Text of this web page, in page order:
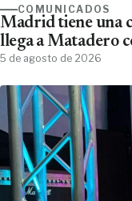
COMUNICADOS
Madrid tiene una
llega a Matadero
5 de agosto de 2026